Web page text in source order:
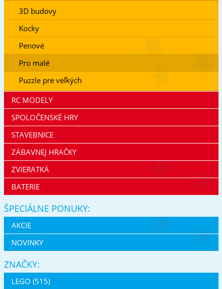
3D budovy
Kocky
Penové
Pro malé
Puzzle pre veľkých
RC MODELY
SPOLOČENSKÉ HRY
STAVEBNICE
ZÁBAVNEJ HRAČKY
ZVIERATKÁ
BATERIE
ŠPECIÁLNE PONUKY:
AKCIE
NOVINKY
ZNAČKY:
LEGO (515)